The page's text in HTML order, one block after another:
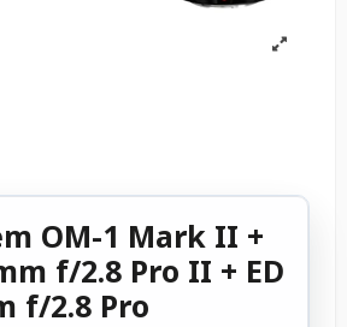
OM-1 Mark II +
f/2.8 Pro II + ED
f/2.8 Pro